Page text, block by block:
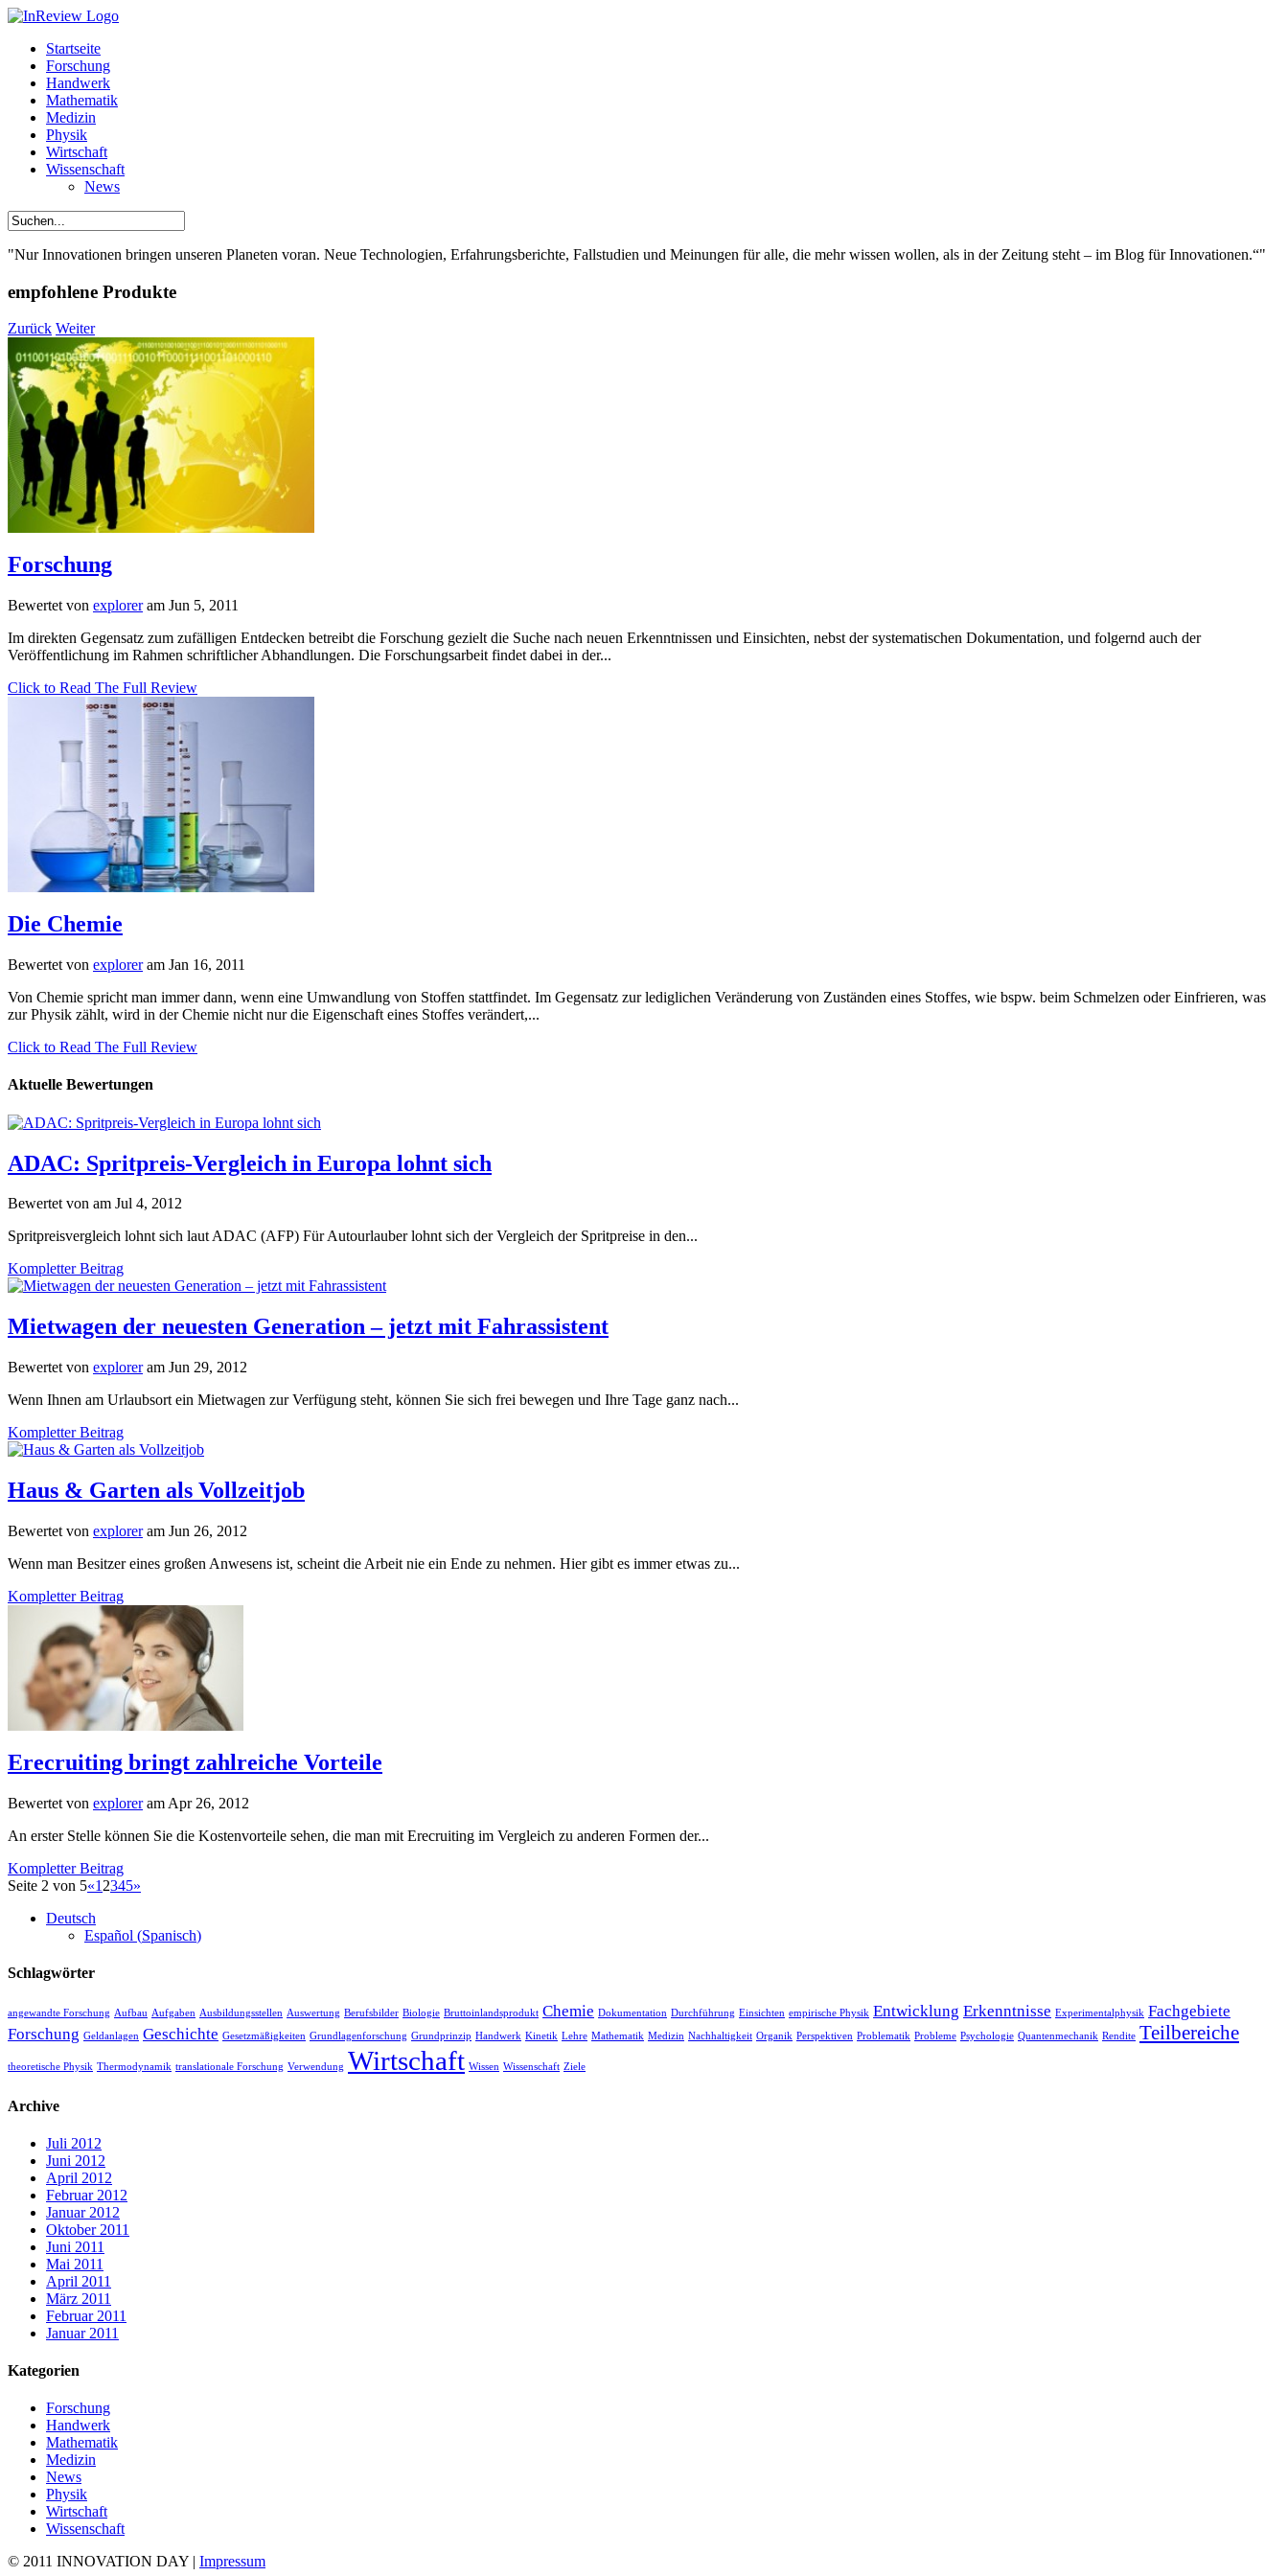
Startseite
Forschung
Handwerk
Mathematik
Medizin
Physik
Wirtschaft
Wissenschaft
News
"Nur Innovationen bringen unseren Planeten voran. Neue Technologien, Erfahrungsberichte, Fallstudien und Meinungen für alle, die mehr wissen wollen, als in der Zeitung steht – im Blog für Innovationen.“"
empfohlene Produkte
Zurück Weiter
Forschung
Bewertet von exploreram Jun 5, 2011
Im direkten Gegensatz zum zufälligen Entdecken betreibt die Forschung gezielt die Suche nach neuen Erkenntnissen und Einsichten, nebst der systematischen Dokumentation, und folgernd auch der
Veröffentlichung im Rahmen schriftlicher Abhandlungen. Die Forschungsarbeit findet dabei in der...
Click to Read The Full Review
Die Chemie
Bewertet von exploreram Jan 16, 2011
Von Chemie spricht man immer dann, wenn eine Umwandlung von Stoffen stattfindet. Im Gegensatz zur lediglichen Veränderung von Zuständen eines Stoffes, wie bspw. beim Schmelzen oder Einfrieren, was
zur Physik zählt, wird in der Chemie nicht nur die Eigenschaft eines Stoffes verändert,...
Click to Read The Full Review
Aktuelle Bewertungen
ADAC: Spritpreis-Vergleich in Europa lohnt sich
Bewertet von am Jul 4, 2012
Spritpreisvergleich lohnt sich laut ADAC (AFP) Für Autourlauber lohnt sich der Vergleich der Spritpreise in den...
Kompletter Beitrag
Mietwagen der neuesten Generation – jetzt mit Fahrassistent
Bewertet von exploreram Jun 29, 2012
Wenn Ihnen am Urlaubsort ein Mietwagen zur Verfügung steht, können Sie sich frei bewegen und Ihre Tage ganz nach...
Kompletter Beitrag
Haus & Garten als Vollzeitjob
Bewertet von exploreram Jun 26, 2012
Wenn man Besitzer eines großen Anwesens ist, scheint die Arbeit nie ein Ende zu nehmen. Hier gibt es immer etwas zu...
Kompletter Beitrag
Erecruiting bringt zahlreiche Vorteile
Bewertet von exploreram Apr 26, 2012
An erster Stelle können Sie die Kostenvorteile sehen, die man mit Erecruiting im Vergleich zu anderen Formen der...
Kompletter Beitrag
Seite 2 von 5«1 2345»
Deutsch
Español (Spanisch)
Schlagwörter
angewandte Forschung Aufbau Aufgaben Ausbildungsstellen Auswertung Berufsbilder Biologie Bruttoinlandsprodukt Chemie Dokumentation Durchführung Einsichten empirische Physik Entwicklung Erkenntnisse Experimentalphysik Fachgebiete
Forschung Geldanlagen Geschichte Gesetzmäßigkeiten Grundlagenforschung Grundprinzip Handwerk Kinetik Lehre Mathematik Medizin Nachhaltigkeit Organik Perspektiven Problematik Probleme Psychologie Quantenmechanik Rendite Teilbereiche
theoretische Physik Thermodynamik translationale Forschung Verwendung Wirtschaft Wissen Wissenschaft Ziele
Archive
Juli 2012
Juni 2012
April 2012
Februar 2012
Januar 2012
Oktober 2011
Juni 2011
Mai 2011
April 2011
März 2011
Februar 2011
Januar 2011
Kategorien
Forschung
Handwerk
Mathematik
Medizin
News
Physik
Wirtschaft
Wissenschaft
© 2011 INNOVATION DAY | Impressum